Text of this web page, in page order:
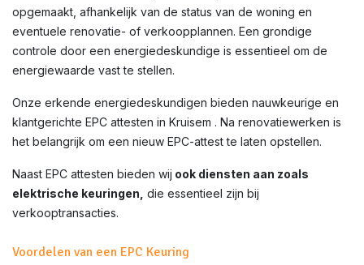
opgemaakt, afhankelijk van de status van de woning en
eventuele renovatie- of verkoopplannen. Een grondige
controle door een energiedeskundige is essentieel om de
energiewaarde vast te stellen.
Onze erkende energiedeskundigen bieden nauwkeurige en
klantgerichte EPC attesten in Kruisem . Na renovatiewerken is
het belangrijk om een nieuw EPC-attest te laten opstellen.
Naast EPC attesten bieden wij ook diensten aan zoals
elektrische keuringen, die essentieel zijn bij
verkooptransacties.
Voordelen van een EPC Keuring